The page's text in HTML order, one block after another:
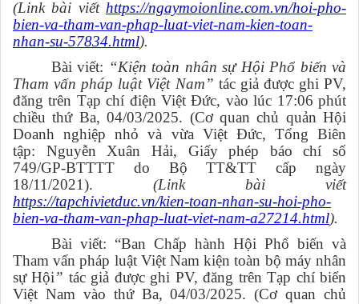
(Linkbài viết https://ngaymoionline.com.vn/hoi-pho-
bien-va-tham-van-phap-luat-viet-nam-kien-toan-
nhan-su-57834.html).
Bài viết: “Kiện toàn nhân sự Hội Phổ biến và
Tham vấn pháp luật Việt Nam” tác giả được ghi PV,
đăng trên Tạp chí điện Việt Đức, vào lúc 17:06 phút
chiều thứ Ba, 04/03/2025. (Cơ quan chủ quản Hội
Doanh nghiệp nhỏ và vừa Việt Đức, Tổng Biên
tập: Nguyễn Xuân Hải, Giấy phép báo chí số
749/GP-BTTTT do Bộ TT&TT cấp ngày
18/11/2021). (Linkbài viết
https://tapchivietduc.vn/kien-toan-nhan-su-hoi-pho-
bien-va-tham-van-phap-luat-viet-nam-a27214.html).
Bài viết: “Ban Chấp hành Hội Phổ biến và
Tham vấn pháp luật Việt Nam kiện toàn bộ máy nhân
sự Hội” tác giả được ghi PV, đăng trên Tạp chí biển
Việt Nam vào thứ Ba, 04/03/2025. (Cơ quan chủ